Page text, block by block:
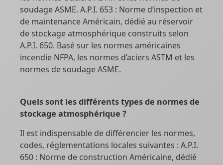
soudage ASME. A.P.I. 653 : Norme d’inspection et
de maintenance Américain, dédié au réservoir
de stockage atmosphérique construits selon
A.P.I. 650. Basé sur les normes américaines
incendie NFPA, les normes d’aciers ASTM et les
normes de soudage ASME.
Quels sont les différents types de normes de
stockage atmosphérique ?
Il est indispensable de différencier les normes,
codes, réglementations locales suivantes : A.P.I.
650 : Norme de construction Américaine, dédié